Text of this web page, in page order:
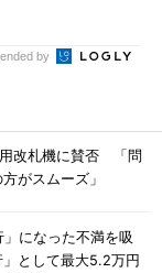
by
用改札機に賛否 「問
がスムーズ」
になった不満を吸
として最大5.2万円